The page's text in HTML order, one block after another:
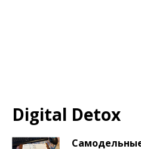
Digital Detox